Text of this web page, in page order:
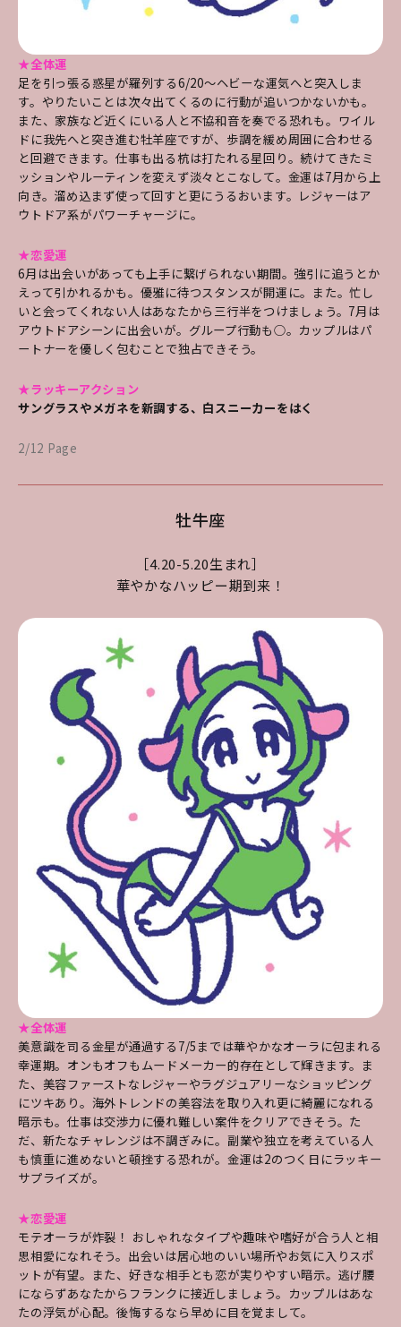
★全体運
足を引っ張る惑星が羅列する6/20～ヘビーな運気へと突入しま
す。やりたいことは次々出てくるのに行動が追いつかないかも。
また、家族など近くにいる人と不協和音を奏でる恐れも。ワイル
ドに我先へと突き進む牡羊座ですが、歩調を緩め周囲に合わせる
と回避できます。仕事も出る杭は打たれる星回り。続けてきたミ
ッションやルーティンを変えず淡々とこなして。金運は7月から上
向き。溜め込まず使って回すと更にうるおいます。レジャーはア
ウトドア系がパワーチャージに。
★恋愛運
6月は出会いがあっても上手に繋げられない期間。強引に追うとか
えって引かれるかも。優雅に待つスタンスが開運に。また。忙し
いと会ってくれない人はあなたから三行半をつけましょう。7月は
アウトドアシーンに出会いが。グループ行動も○。カップルはパ
ートナーを優しく包むことで独占できそう。
★ラッキーアクション
サングラスやメガネを新調する、白スニーカーをはく
2/12 Page
牡牛座
［4.20-5.20生まれ］
華やかなハッピー期到来！
★全体運
美意識を司る金星が通過する7/5までは華やかなオーラに包まれる
幸運期。オンもオフもムードメーカー的存在として輝きます。ま
た、美容ファーストなレジャーやラグジュアリーなショッピング
にツキあり。海外トレンドの美容法を取り入れ更に綺麗になれる
暗示も。仕事は交渉力に優れ難しい案件をクリアできそう。た
だ、新たなチャレンジは不調ぎみに。副業や独立を考えている人
も慎重に進めないと頓挫する恐れが。金運は2のつく日にラッキー
サプライズが。
★恋愛運
モテオーラが炸裂！ おしゃれなタイプや趣味や嗜好が合う人と相
思相愛になれそう。出会いは居心地のいい場所やお気に入りスポ
ットが有望。また、好きな相手とも恋が実りやすい暗示。逃げ腰
にならずあなたからフランクに接近しましょう。カップルはあな
たの浮気が心配。後悔するなら早めに目を覚まして。